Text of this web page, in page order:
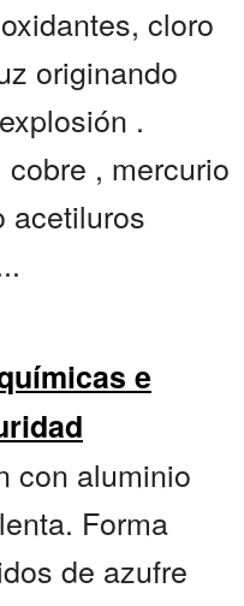
cloro
originando
.
, mercurio
acetiluros
e
con aluminio
Forma
de azufre